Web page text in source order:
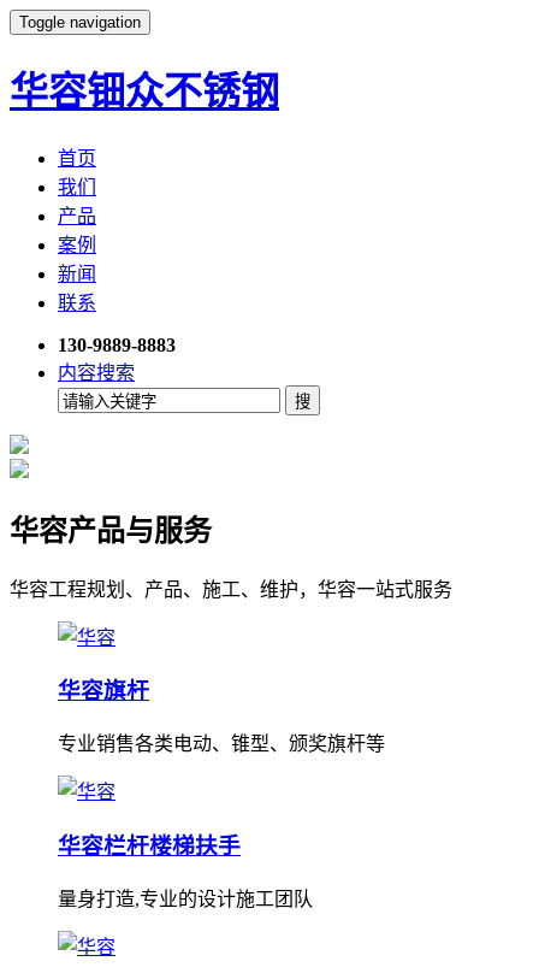
Toggle navigation
华容钿众不锈钢
首页
我们
产品
案例
新闻
联系
130-9889-8883
内容搜索
华容产品与服务
华容工程规划、产品、施工、维护，华容一站式服务
华容旗杆
专业销售各类电动、锥型、颁奖旗杆等
华容栏杆楼梯扶手
量身打造,专业的设计施工团队